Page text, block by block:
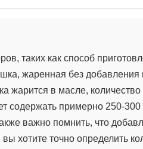
таких как способ
жаренная без добавления
жарится в масле, количество
содержать примерно 250-300
важно помнить, что
хотите точно определить